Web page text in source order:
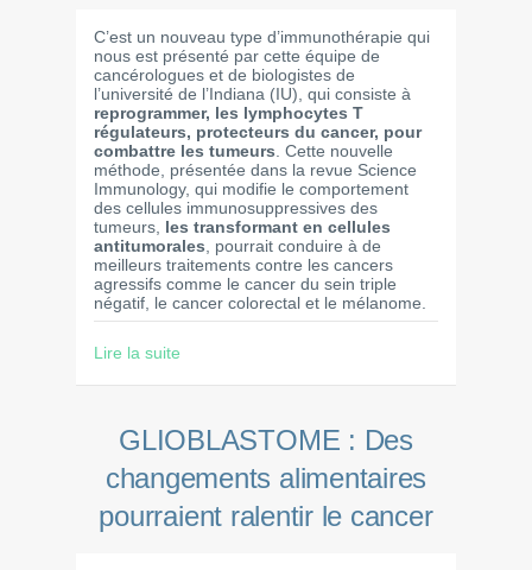
C’est un nouveau type d’immunothérapie qui
nous est présenté par cette équipe de
cancérologues et de biologistes de
l’université de l’Indiana (IU), qui consiste à
reprogrammer, les lymphocytes T
régulateurs, protecteurs du cancer, pour
combattre les tumeurs . Cette nouvelle
méthode, présentée dans la revue Science
Immunology, qui modifie le comportement
des cellules immunosuppressives des
tumeurs, les transformant en cellules
antitumorales , pourrait conduire à de
meilleurs traitements contre les cancers
agressifs comme le cancer du sein triple
négatif, le cancer colorectal et le mélanome.
Lire la suite
GLIOBLASTOME : Des
changements alimentaires
pourraient ralentir le cancer